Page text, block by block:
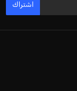
اشتراك